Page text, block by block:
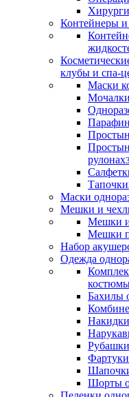
Контейнеры и
клубы и спа-
Маски
рулонах
Тапочки
Маски
Мешки и
Мешки и
Мешки
Набор
Одежда
Бахилы
Шорты